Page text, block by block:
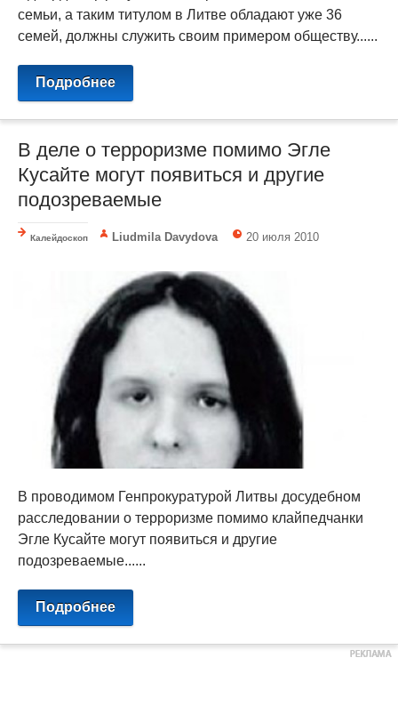
семьи, а таким титулом в Литве обладают уже 36
семей, должны служить своим примером обществу......
Подробнее
В деле о терроризме помимо Эгле
Кусайте могут появиться и другие
подозреваемые
Калейдоскоп Liudmila Davydova 20 июля 2010
В проводимом Генпрокуратурой Литвы досудебном
расследовании о терроризме помимо клайпедчанки
Эгле Кусайте могут появиться и другие
подозреваемые......
Подробнее